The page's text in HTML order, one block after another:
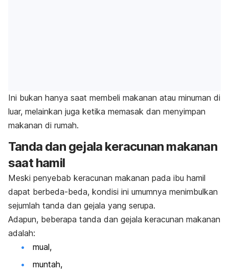
Ini bukan hanya saat membeli makanan atau minuman di
luar, melainkan juga ketika memasak dan menyimpan
makanan di rumah.
Tanda dan gejala keracunan makanan
saat hamil
Meski penyebab keracunan makanan pada ibu hamil
dapat berbeda-beda, kondisi ini umumnya menimbulkan
sejumlah tanda dan gejala yang serupa.
Adapun, beberapa tanda dan gejala keracunan makanan
adalah:
mual,
muntah,